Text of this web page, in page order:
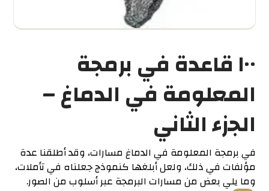
١٠٠ قاعدة في برمجة
المعلومة في الدماغ –
الجزء الثاني
في برمجة المعلومة في الدماغ مسارات، وقد أطلقنا عدة
مؤلفات في ذلك، ولعل أبلغها كنموذج جعلناه في تأملات،
وما يلي بعض من مسارات البرمجة عبر أسلوب من الصور.